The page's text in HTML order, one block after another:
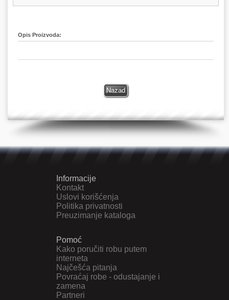
Opis Proizvoda:
Informacije
Kontakt
Uslovi korišćenja
Politika privatnosti
Preuzimanje kataloga
Pomoć
Kako poručiti robu putem
interneta
Najčešća pitanja
Povraćaj robe - odustajanje i
zamena
Partneri